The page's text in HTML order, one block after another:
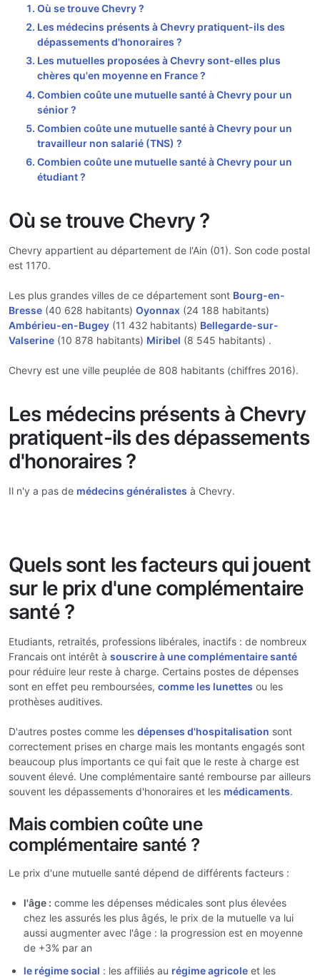
Où se trouve Chevry ?
Les médecins présents à Chevry pratiquent-ils des
dépassements d'honoraires ?
Les mutuelles proposées à Chevry sont-elles plus
chères qu'en moyenne en France ?
Combien coûte une mutuelle santé à Chevry pour un
sénior ?
Combien coûte une mutuelle santé à Chevry pour un
travailleur non salarié (TNS) ?
Combien coûte une mutuelle santé à Chevry pour un
étudiant ?
Où se trouve Chevry ?
Chevry appartient au département de l'Ain (01). Son code postal
est 1170.
Les plus grandes villes de ce département sont Bourg-en-
Bresse (40 628 habitants) Oyonnax (24 188 habitants)
Ambérieu-en-Bugey (11 432 habitants) Bellegarde-sur-
Valserine (10 878 habitants) Miribel (8 545 habitants) .
Chevry est une ville peuplée de 808 habitants (chiffres 2016).
Les médecins présents à Chevry
pratiquent-ils des dépassements
d'honoraires ?
Il n'y a pas de médecins généralistes à Chevry.
Quels sont les facteurs qui jouent
sur le prix d'une complémentaire
santé ?
Etudiants, retraités, professions libérales, inactifs : de nombreux
Francais ont intérêt à souscrire à une complémentaire santé
pour réduire leur reste à charge. Certains postes de dépenses
sont en effet peu remboursées, comme les lunettes ou les
prothèses auditives.
D'autres postes comme les dépenses d'hospitalisation sont
correctement prises en charge mais les montants engagés sont
beaucoup plus importants ce qui fait que le reste à charge est
souvent élevé. Une complémentaire santé rembourse par ailleurs
souvent les dépassements d'honoraires et les médicaments.
Mais combien coûte une
complémentaire santé ?
Le prix d'une mutuelle santé dépend de différents facteurs :
l'âge : comme les dépenses médicales sont plus élevées
chez les assurés les plus âgés, le prix de la mutuelle va lui
aussi augmenter avec l'âge : la progression est en moyenne
de +3% par an
le régime social : les affiliés au régime agricole et les